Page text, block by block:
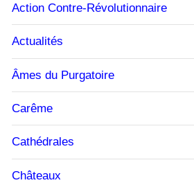
Action Contre-Révolutionnaire
Actualités
Âmes du Purgatoire
Carême
Cathédrales
Châteaux